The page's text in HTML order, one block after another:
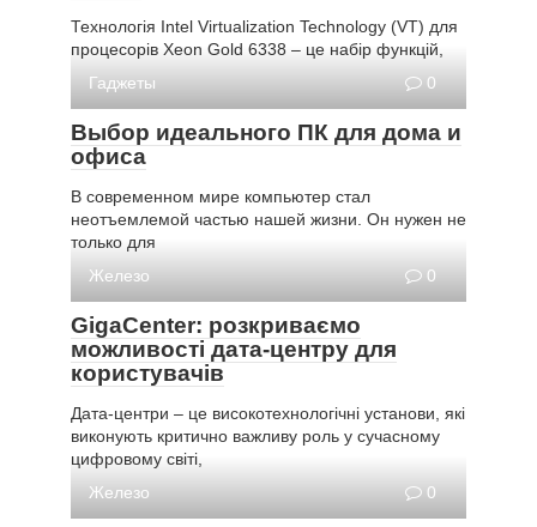
Технологія Intel Virtualization Technology (VT) для
процесорів Xeon Gold 6338 – це набір функцій,
Гаджеты
0
Выбор идеального ПК для дома и
офиса
В современном мире компьютер стал
неотъемлемой частью нашей жизни. Он нужен не
только для
Железо
0
GigaCenter: розкриваємо
можливості дата-центру для
користувачів
Дата-центри – це високотехнологічні установи, які
виконують критично важливу роль у сучасному
цифровому світі,
Железо
0